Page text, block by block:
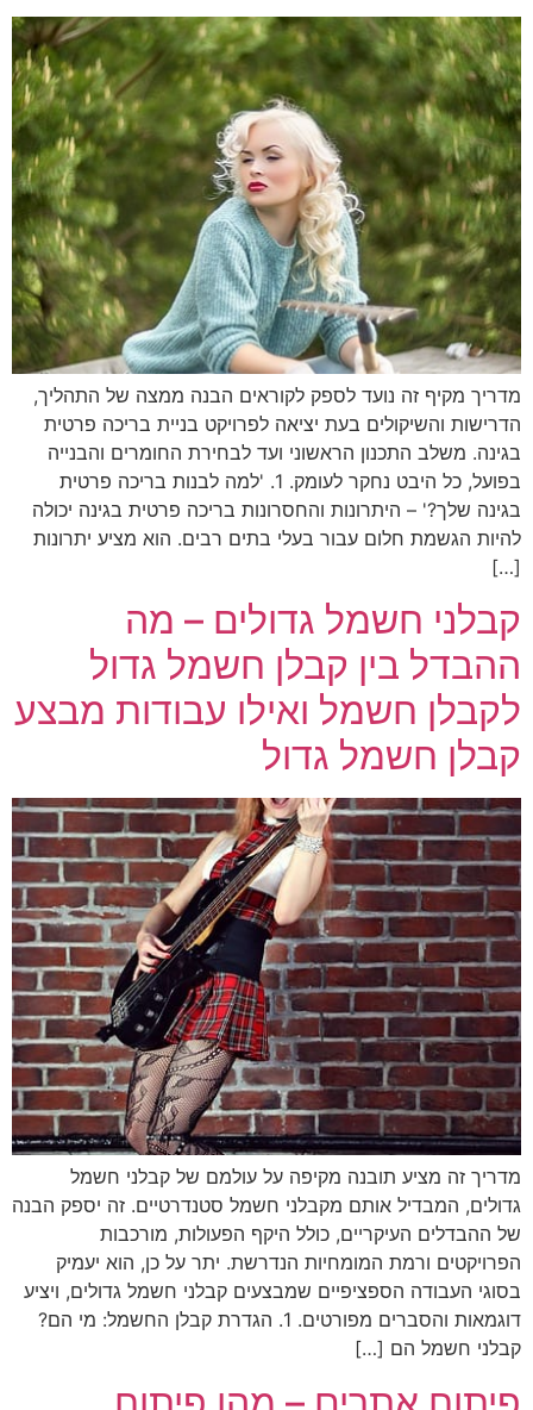
מדריך מקיף זה נועד לספק לקוראים הבנה ממצה של התהליך,
הדרישות והשיקולים בעת יציאה לפרויקט בניית בריכה פרטית
בגינה. משלב התכנון הראשוני ועד לבחירת החומרים והבנייה
בפועל, כל היבט נחקר לעומק. 1. 'למה לבנות בריכה פרטית
בגינה שלך?' – היתרונות והחסרונות בריכה פרטית בגינה יכולה
להיות הגשמת חלום עבור בעלי בתים רבים. הוא מציע יתרונות
[…]
קבלני חשמל גדולים – מה
ההבדל בין קבלן חשמל גדול
לקבלן חשמל ואילו עבודות מבצע
קבלן חשמל גדול
מדריך זה מציע תובנה מקיפה על עולמם של קבלני חשמל
גדולים, המבדיל אותם מקבלני חשמל סטנדרטיים. זה יספק הבנה
של ההבדלים העיקריים, כולל היקף הפעולות, מורכבות
הפרויקטים ורמת המומחיות הנדרשת. יתר על כן, הוא יעמיק
בסוגי העבודה הספציפיים שמבצעים קבלני חשמל גדולים, ויציע
דוגמאות והסברים מפורטים. 1. הגדרת קבלן החשמל: מי הם?
קבלני חשמל הם […]